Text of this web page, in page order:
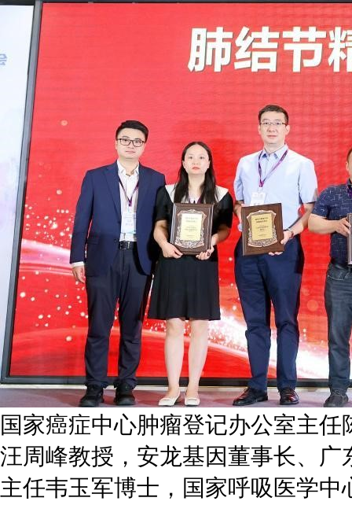
国家癌症中心肿瘤登记办公室主
汪周峰教授，安龙基因董事长、
主任韦玉军博士，国家呼吸医学